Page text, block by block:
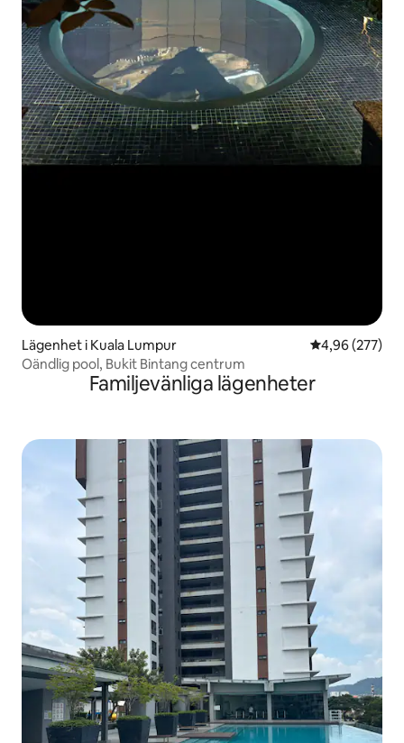
Lägenhet i Kuala Lumpur 4,96 av 5 i
4,96 (277)
Oändlig pool, Bukit Bintang centrum
Familjevänliga lägenheter